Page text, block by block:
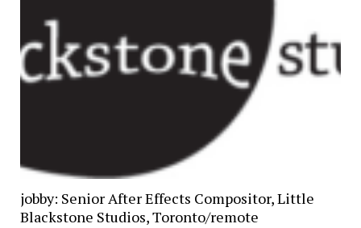
jobby: Senior After Effects Compositor, Little
Blackstone Studios, Toronto/remote